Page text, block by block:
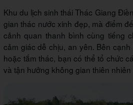
Khu du lịch sinh thái Thác Giang
gian thác nước xinh đẹp, mà điểm
cảnh quan thanh bình cùng tiếng
cảm giác dễ chịu, an yên. Bên
hoặc tắm thác, bạn có thể tổ chức
và tận hưởng không gian thiên